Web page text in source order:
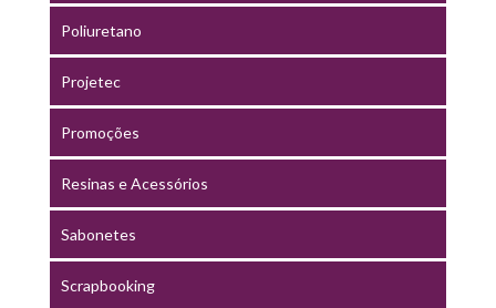
Poliuretano
Projetec
Promoções
Resinas e Acessórios
Sabonetes
Scrapbooking